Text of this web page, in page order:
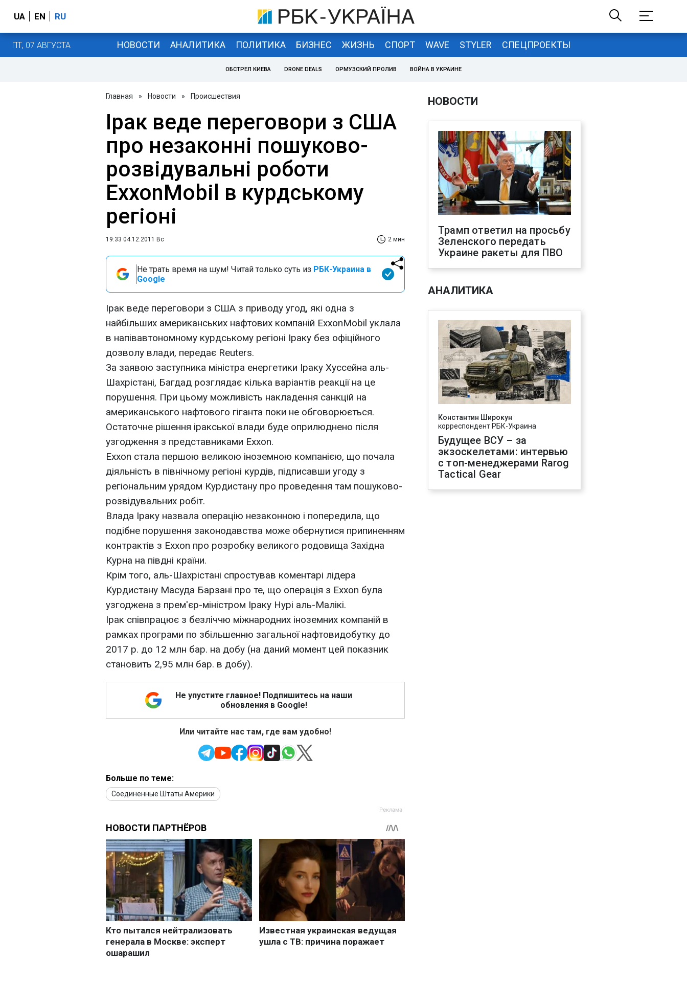
UA EN RU
ПТ, 07 АВГУСТА НОВОСТИ АНАЛИТИКА ПОЛИТИКА БИЗНЕС ЖИЗНЬ СПОРТ WAVE STYLER СПЕЦПРОЕКТЫ
ОБСТРЕЛ КИЕВА DRONE DEALS ОРМУЗСКИЙ ПРОЛИВ ВОЙНА В УКРАИНЕ
Главная » Новости » Происшествия
Ірак веде переговори з США
про незаконні пошуково-
розвідувальні роботи
ExxonMobil в курдському
регіоні
19:33 04.12.2011 Вс 2 мин
Не трать время на шум! Читай только суть из РБК-Украина в
Google
Ірак веде переговори з США з приводу угод, які одна з
найбільших американських нафтових компаній ExxonMobil уклала
в напівавтономному курдському регіоні Іраку без офіційного
дозволу влади, передає Reuters.
За заявою заступника міністра енергетики Іраку Хуссейна аль-
Шахрістані, Багдад розглядає кілька варіантів реакції на це
порушення. При цьому можливість накладення санкцій на
американського нафтового гіганта поки не обговорюється.
Остаточне рішення іракської влади буде оприлюднено після
узгодження з представниками Exxon.
Exxon стала першою великою іноземною компанією, що почала
діяльність в північному регіоні курдів, підписавши угоду з
регіональним урядом Курдистану про проведення там пошуково-
розвідувальних робіт.
Влада Іраку назвала операцію незаконною і попередила, що
подібне порушення законодавства може обернутися припиненням
контрактів з Exxon про розробку великого родовища Західна
Курна на півдні країни.
Крім того, аль-Шахрістані спростував коментарі лідера
Курдистану Масуда Барзані про те, що операція з Exxon була
узгоджена з прем'єр-міністром Іраку Нурі аль-Малікі.
Ірак співпрацює з безліччю міжнародних іноземних компаній в
рамках програми по збільшенню загальної нафтовидобутку до
2017 р. до 12 млн бар. на добу (на даний момент цей показник
становить 2,95 млн бар. в добу).
Не упустите главное! Подпишитесь на наши
обновления в Google!
Или читайте нас там, где вам удобно!
Больше по теме:
Соединенные Штаты Америки
НОВОСТИ
Трамп ответил на просьбу
Зеленского передать
Украине ракеты для ПВО
АНАЛИТИКА
Константин Широкун
корреспондент РБК-Украина
Будущее ВСУ – за
экзоскелетами: интервью
с топ-менеджерами Rarog
Tactical Gear